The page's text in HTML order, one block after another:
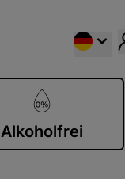
Alkoholfrei